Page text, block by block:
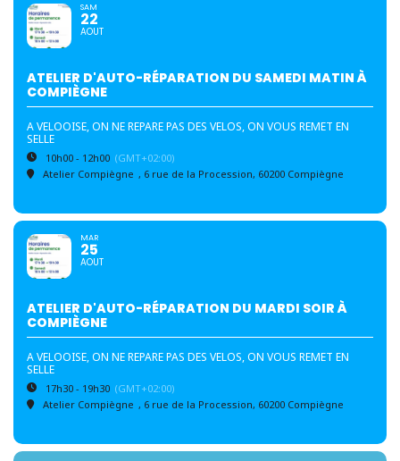
SAM
22
AOUT
ATELIER D'AUTO-RÉPARATION DU SAMEDI MATIN À
COMPIÈGNE
A VELOOISE, ON NE REPARE PAS DES VELOS, ON VOUS REMET EN
SELLE
10h00 - 12h00 (GMT+02:00)
Atelier Compiègne , 6 rue de la Procession, 60200 Compiègne
MAR
25
AOUT
ATELIER D'AUTO-RÉPARATION DU MARDI SOIR À
COMPIÈGNE
A VELOOISE, ON NE REPARE PAS DES VELOS, ON VOUS REMET EN
SELLE
17h30 - 19h30 (GMT+02:00)
Atelier Compiègne , 6 rue de la Procession, 60200 Compiègne